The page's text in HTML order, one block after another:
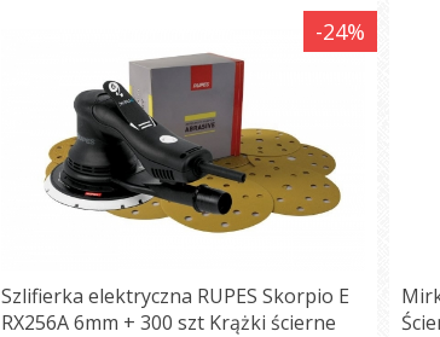
-24%
Szlifierka elektryczna RUPES Skorpio E
RX256A 6mm + 300 szt Krążki ścierne